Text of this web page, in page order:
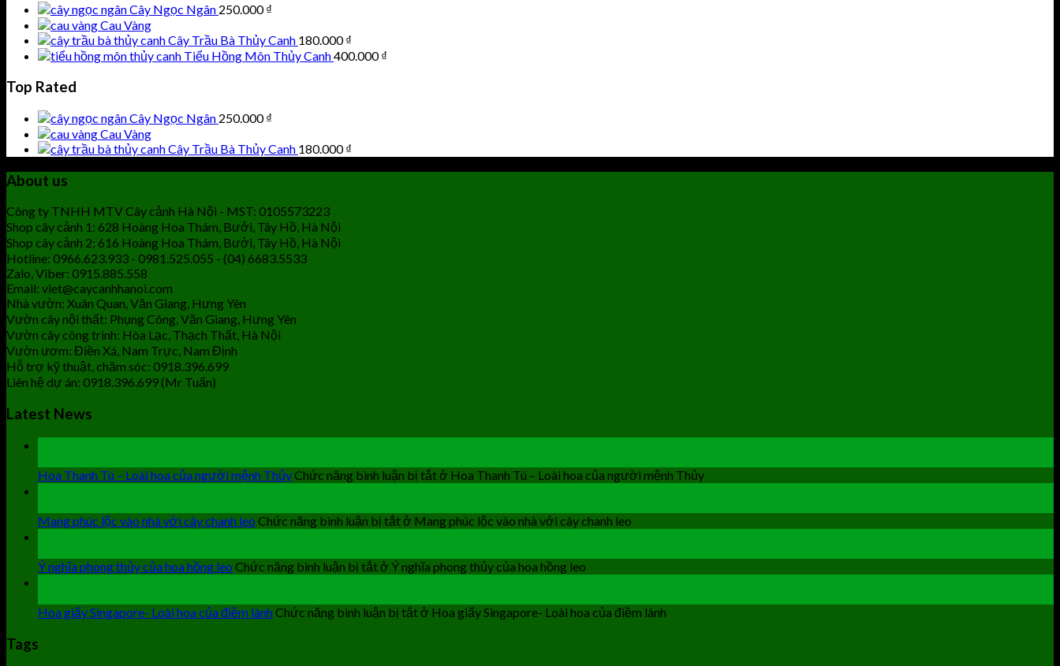
Cây Ngọc Ngân 250.000₫
Cau Vàng
Cây Trầu Bà Thủy Canh 180.000₫
Tiểu Hồng Môn Thủy Canh400.000₫
Top Rated
Cây Ngọc Ngân 250.000₫
Cau Vàng
Cây Trầu Bà Thủy Canh 180.000₫
About us
Công ty TNHH MTV Cây cảnh Hà Nội - MST: 0105573223
Shop cây cảnh 1: 628 Hoàng Hoa Thám, Bưởi, Tây Hồ, Hà Nội
Shop cây cảnh 2: 616 Hoàng Hoa Thám, Bưởi, Tây Hồ, Hà Nội
Hotline: 0966.623.933 - 0981.525.055 - (04) 6683.5533
Zalo, Viber: 0915.885.558
Email: viet@caycanhhanoi.com
Nhà vườn: Xuân Quan, Văn Giang, Hưng Yên
Vườn cây nội thất: Phụng Công, Văn Giang, Hưng Yên
Vườn cây công trình: Hòa Lạc, Thạch Thất, Hà Nội
Vườn ươm: Điền Xá, Nam Trực, Nam Định
Hỗ trợ kỹ thuật, chăm sóc: 0918.396.699
Liên hệ dự án: 0918.396.699 (Mr Tuấn)
Latest News
Hoa Thanh Tú – Loài hoa của người mệnh ThủyChức năng bình luận bị tắtở Hoa Thanh Tú – Loài hoa của người mệnh Thủy
Mang phúc lộc vào nhà với cây chanh leoChức năng bình luận bị tắtở Mang phúc lộc vào nhà với cây chanh leo
Ý nghĩa phong thủy của hoa hồng leoChức năng bình luận bị tắtở Ý nghĩa phong thủy của hoa hồng leo
Hoa giấy Singapore- Loài hoa của điềm lànhChức năng bình luận bị tắtở Hoa giấy Singapore- Loài hoa của điềm lành
Tags